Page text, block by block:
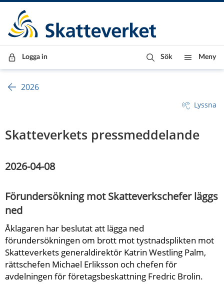
Till innehåll
Till navigationen
Till chattrobot
Logga in Sök Meny
2026
Lyssna
Skatteverkets pressmeddelande
2026-04-08
Förundersökning mot Skatteverkschefer läggs
ned
Åklagaren har beslutat att lägga ned
förundersökningen om brott mot tystnadsplikten mot
Skatteverkets generaldirektör Katrin Westling Palm,
rättschefen Michael Erliksson och chefen för
avdelningen för företagsbeskattning Fredric Brolin.